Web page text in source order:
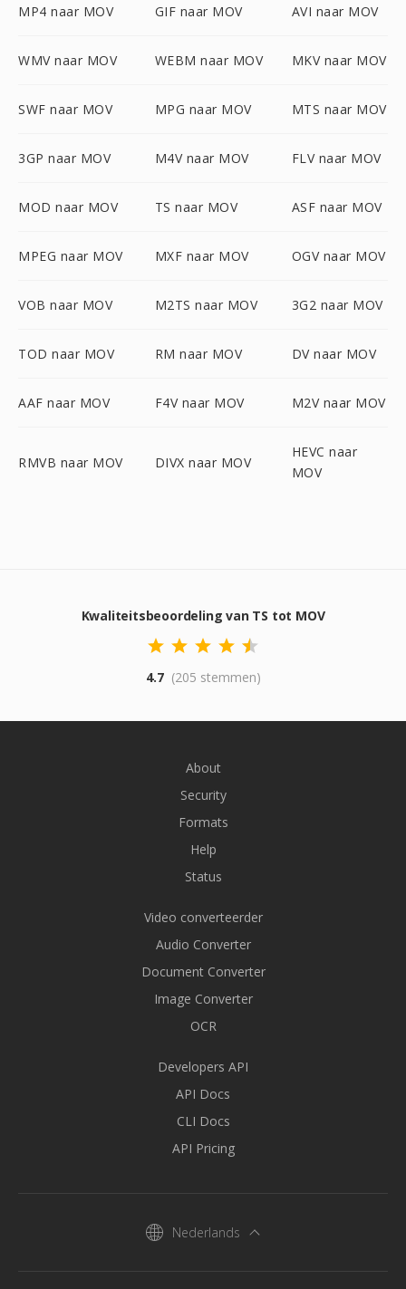
MP4 naar MOV GIF naar MOV AVI naar MOV
WMV naar MOV WEBM naar MOV MKV naar MOV
SWF naar MOV MPG naar MOV MTS naar MOV
3GP naar MOV M4V naar MOV FLV naar MOV
MOD naar MOV TS naar MOV ASF naar MOV
MPEG naar MOV MXF naar MOV OGV naar MOV
VOB naar MOV M2TS naar MOV 3G2 naar MOV
TOD naar MOV RM naar MOV DV naar MOV
AAF naar MOV F4V naar MOV M2V naar MOV
RMVB naar MOV DIVX naar MOV
HEVC naar
MOV
Kwaliteitsbeoordeling van TS tot MOV
4.7 (205 stemmen)
About
Security
Formats
Help
Status
Video converteerder
Audio Converter
Document Converter
Image Converter
OCR
Developers API
API Docs
CLI Docs
API Pricing
Nederlands